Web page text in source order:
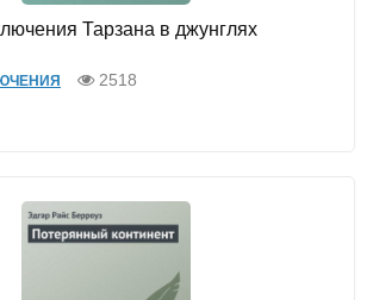
Тарзана в джунглях
2518